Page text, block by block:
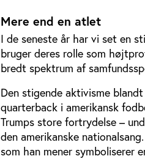
Mere end en atlet
I de seneste år har vi set en
bruger deres rolle som
bredt spektrum af
Den stigende aktivisme
quarterback i amerikansk
Trumps store fortrydelse –
den amerikanske
som han mener symboliserer